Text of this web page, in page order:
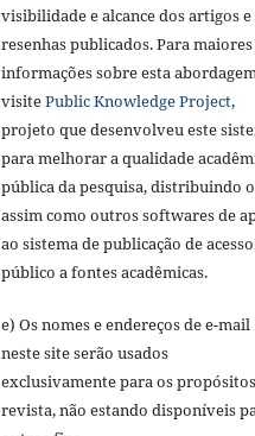
visibilidade e alcance dos artigos e
resenhas publicados. Para maiores
informações sobre esta
visitePublic Knowledge Project,
projeto que desenvolveu este
para melhorar a qualidade
pública da pesquisa, distribuindo o
assim como outros softwares de
ao sistema de publicação de acesso
público a fontes acadêmicas.
e) Os nomes e endereços de e-mail
neste site serão usados
exclusivamente para os
revista, não estando disponíveis